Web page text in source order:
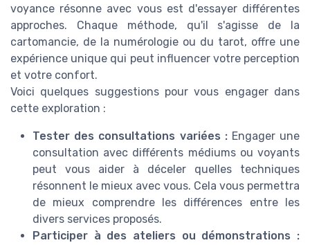
voyance résonne avec vous est d'essayer différentes
approches. Chaque méthode, qu'il s'agisse de la
cartomancie, de la numérologie ou du tarot, offre une
expérience unique qui peut influencer votre perception
et votre confort.
Voici quelques suggestions pour vous engager dans
cette exploration :
Tester des consultations variées :Engager une
consultation avec différents médiums ou voyants
peut vous aider à déceler quelles techniques
résonnent le mieux avec vous. Cela vous permettra
de mieux comprendre les différences entre les
divers services proposés.
Participer à des ateliers ou démonstrations :